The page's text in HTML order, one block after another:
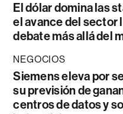
El dólar domina las
el avance del sector
debate más allá del
NEGOCIOS
Siemens eleva por
su previsión de
centros de datos y